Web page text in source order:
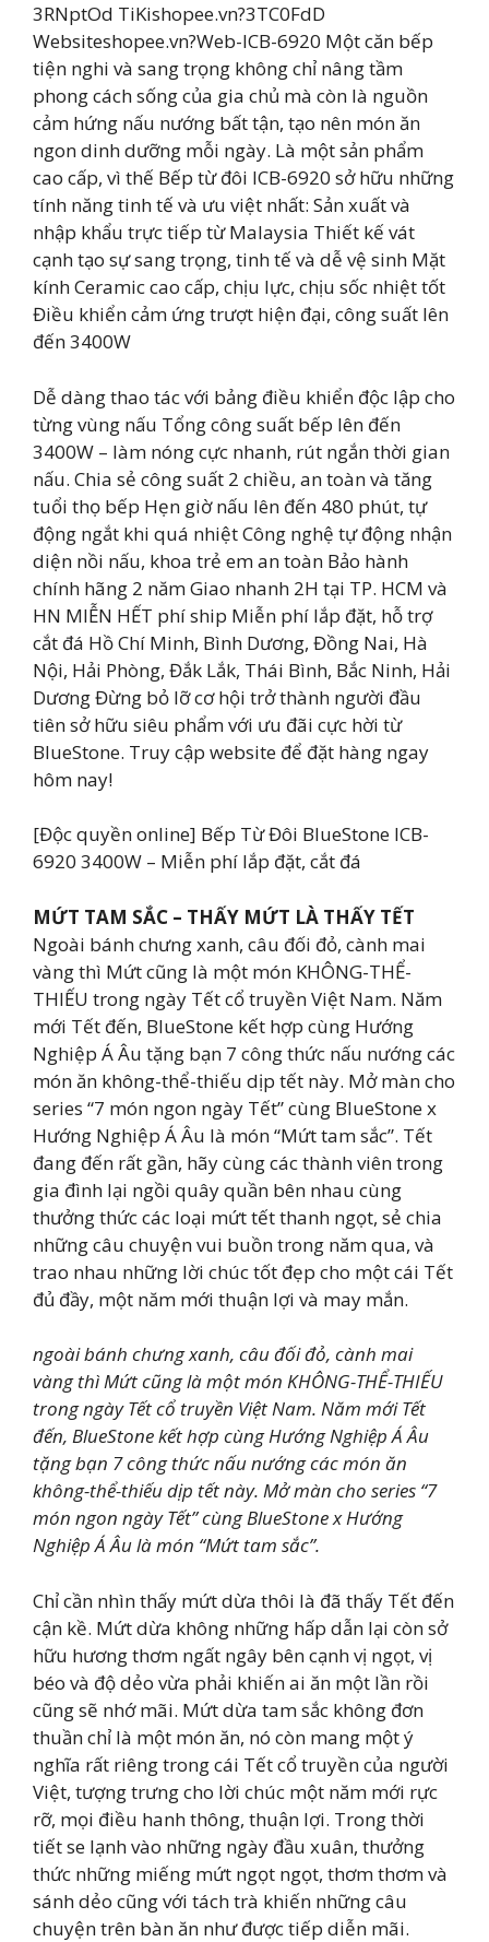
3RNptOd TiKishopee.vn?3TC0FdD
Websiteshopee.vn?Web-ICB-6920 Một căn bếp
tiện nghi và sang trọng không chỉ nâng tầm
phong cách sống của gia chủ mà còn là nguồn
cảm hứng nấu nướng bất tận, tạo nên món ăn
ngon dinh dưỡng mỗi ngày. Là một sản phẩm
cao cấp, vì thế Bếp từ đôi ICB-6920 sở hữu những
tính năng tinh tế và ưu việt nhất: Sản xuất và
nhập khẩu trực tiếp từ Malaysia Thiết kế vát
cạnh tạo sự sang trọng, tinh tế và dễ vệ sinh Mặt
kính Ceramic cao cấp, chịu lực, chịu sốc nhiệt tốt
Điều khiển cảm ứng trượt hiện đại, công suất lên
đến 3400W
Dễ dàng thao tác với bảng điều khiển độc lập cho
từng vùng nấu Tổng công suất bếp lên đến
3400W – làm nóng cực nhanh, rút ngắn thời gian
nấu. Chia sẻ công suất 2 chiều, an toàn và tăng
tuổi thọ bếp Hẹn giờ nấu lên đến 480 phút, tự
động ngắt khi quá nhiệt Công nghệ tự động nhận
diện nồi nấu, khoa trẻ em an toàn Bảo hành
chính hãng 2 năm Giao nhanh 2H tại TP. HCM và
HN MIỄN HẾT phí ship Miễn phí lắp đặt, hỗ trợ
cắt đá Hồ Chí Minh, Bình Dương, Đồng Nai, Hà
Nội, Hải Phòng, Đắk Lắk, Thái Bình, Bắc Ninh, Hải
Dương Đừng bỏ lỡ cơ hội trở thành người đầu
tiên sở hữu siêu phẩm với ưu đãi cực hời từ
BlueStone. Truy cập website để đặt hàng ngay
hôm nay!
[Độc quyền online] Bếp Từ Đôi BlueStone ICB-
6920 3400W – Miễn phí lắp đặt, cắt đá
MỨT TAM SẮC – THẤY MỨT LÀ THẤY TẾT
Ngoài bánh chưng xanh, câu đối đỏ, cành mai
vàng thì Mứt cũng là một món KHÔNG-THỂ-
THIẾU trong ngày Tết cổ truyền Việt Nam. Năm
mới Tết đến, BlueStone kết hợp cùng Hướng
Nghiệp Á Âu tặng bạn 7 công thức nấu nướng các
món ăn không-thể-thiếu dịp tết này. Mở màn cho
series “7 món ngon ngày Tết” cùng BlueStone x
Hướng Nghiệp Á Âu là món “Mứt tam sắc”. Tết
đang đến rất gần, hãy cùng các thành viên trong
gia đình lại ngồi quây quần bên nhau cùng
thưởng thức các loại mứt tết thanh ngọt, sẻ chia
những câu chuyện vui buồn trong năm qua, và
trao nhau những lời chúc tốt đẹp cho một cái Tết
đủ đầy, một năm mới thuận lợi và may mắn.
ngoài bánh chưng xanh, câu đối đỏ, cành mai
vàng thì Mứt cũng là một món KHÔNG-THỂ-THIẾU
trong ngày Tết cổ truyền Việt Nam. Năm mới Tết
đến, BlueStone kết hợp cùng Hướng Nghiệp Á Âu
tặng bạn 7 công thức nấu nướng các món ăn
không-thể-thiếu dịp tết này. Mở màn cho series “7
món ngon ngày Tết” cùng BlueStone x Hướng
Nghiệp Á Âu là món “Mứt tam sắc”.
Chỉ cần nhìn thấy mứt dừa thôi là đã thấy Tết đến
cận kề. Mứt dừa không những hấp dẫn lại còn sở
hữu hương thơm ngất ngây bên cạnh vị ngọt, vị
béo và độ dẻo vừa phải khiến ai ăn một lần rồi
cũng sẽ nhớ mãi. Mứt dừa tam sắc không đơn
thuần chỉ là một món ăn, nó còn mang một ý
nghĩa rất riêng trong cái Tết cổ truyền của người
Việt, tượng trưng cho lời chúc một năm mới rực
rỡ, mọi điều hanh thông, thuận lợi. Trong thời
tiết se lạnh vào những ngày đầu xuân, thưởng
thức những miếng mứt ngọt ngọt, thơm thơm và
sánh dẻo cũng với tách trà khiến những câu
chuyện trên bàn ăn như được tiếp diễn mãi.